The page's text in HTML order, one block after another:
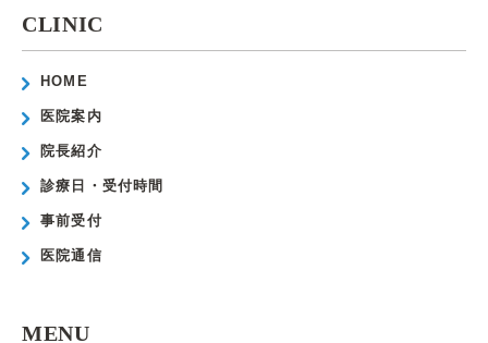
CLINIC
HOME
医院案内
院長紹介
診療日・受付時間
事前受付
医院通信
MENU